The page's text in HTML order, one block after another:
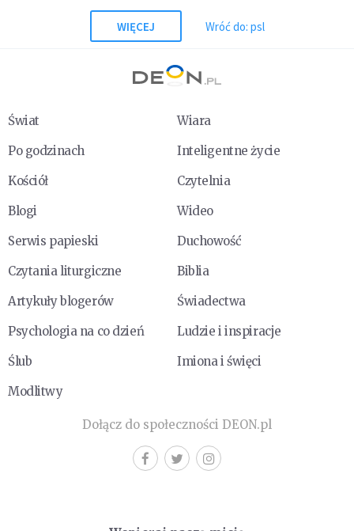
WIĘCEJ Wróć do: psl
Świat
Wiara
Po godzinach
Inteligentne życie
Kościół
Czytelnia
Blogi
Wideo
Serwis papieski
Duchowość
Czytania liturgiczne
Biblia
Artykuły blogerów
Świadectwa
Psychologia na co dzień
Ludzie i inspiracje
Ślub
Imiona i święci
Modlitwy
Dołącz do społeczności DEON.pl